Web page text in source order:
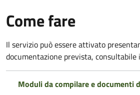
Come fare
Il servizio può essere attivato
documentazione prevista, consultabile
Moduli da compilare e documenti